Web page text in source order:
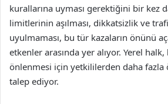
kurallarına uyması gerektiğini bir kez
limitlerinin aşılması, dikkatsizlik ve
uyulmaması, bu tür kazaların önünü
etkenler arasında yer alıyor. Yerel
önlenmesi için yetkililerden daha fazla
talep ediyor.